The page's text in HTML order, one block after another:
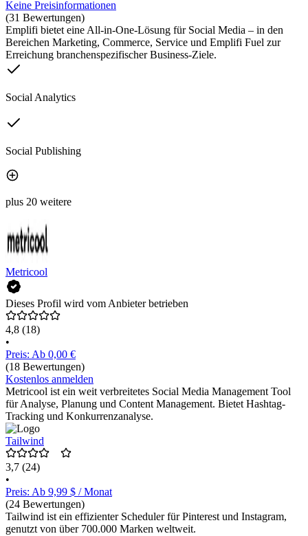
Keine Preisinformationen
(31 Bewertungen)
Emplifi bietet eine All-in-One-Lösung für Social Media – in den
Bereichen Marketing, Commerce, Service und Emplifi Fuel zur
Erreichung branchenspezifischer Business-Ziele.
Social Analytics
Social Publishing
plus 20 weitere
Metricool
Dieses Profil wird vom Anbieter betrieben
4,8 (18)
•
Preis: Ab 0,00 €
(18 Bewertungen)
Kostenlos anmelden
Metricool ist ein weit verbreitetes Social Media Management Tool
für Analyse, Planung und Content Management. Bietet Hashtag-
Tracking und Konkurrenzanalyse.
Tailwind
3,7 (24)
•
Preis: Ab 9,99 $ / Monat
(24 Bewertungen)
Tailwind ist ein effizienter Scheduler für Pinterest und Instagram,
genutzt von über 700.000 Marken weltweit.